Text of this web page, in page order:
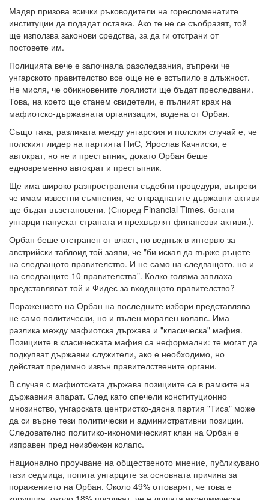
Мадяр призова всички ръководители на гореспоменатите
институции да подадат оставка. Ако те не се съобразят, той
ще използва законови средства, за да ги отстрани от
постовете им.
Полицията вече е започнала разследвания, въпреки че
унгарското правителство все още не е встъпило в длъжност.
Не мисля, че обикновените лоялисти ще бъдат преследвани.
Това, на което ще станем свидетели, е пълният крах на
мафиотско-държавната организация, водена от Орбан.
Също така, разликата между унгарския и полския случай е, че
полският лидер на партията ПиС, Ярослав Качниски, е
автократ, но не и престъпник, докато Орбан беше
едновременно автократ и престъпник.
Ще има широко разпространени съдебни процедури, въпреки
че имам известни съмнения, че откраднатите държавни активи
ще бъдат възстановени. (Според Financial Times, богати
унгарци напускат страната и прехвърлят финансови активи.).
Орбан беше отстранен от власт, но веднъж в интервю за
австрийски таблоид той заяви, че "би искал да върже ръцете
на следващото правителство. И не само на следващото, но и
на следващите 10 правителства". Колко голяма заплаха
представляват той и Фидес за входящото правителство?
Поражението на Орбан на последните избори представлява
не само политически, но и пълен морален колапс. Има
разлика между мафиотска държава и "класическа" мафия.
Позициите в класическата мафия са неформални: те могат да
подкупват държавни служители, ако е необходимо, но
действат предимно извън правителствените органи.
В случая с мафиотската държава позициите са в рамките на
държавния апарат. След като спечели конституционно
мнозинство, унгарската центристко-дясна партия "Тиса" може
да си върне тези политически и административни позиции.
Следователно политико-икономическият клан на Орбан е
изправен пред неизбежен колапс.
Национално проучване на общественото мнение, публикувано
тази седмица, попита унгарците за основната причина за
поражението на Орбан. Около 49% отговарят, че това е